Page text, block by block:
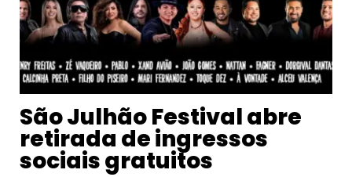
São Julhão Festival abre
retirada de ingressos
sociais gratuitos